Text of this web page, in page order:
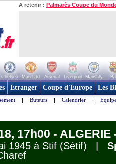
A retenir : Palmarès Coupe du
Chelsea Man Utd Arsenal Liverpool ManCity
Etranger Coupe d'Europe Les
| Buteurs | Calendrier |
17h00 -
1945 à Stif (Sétif) |